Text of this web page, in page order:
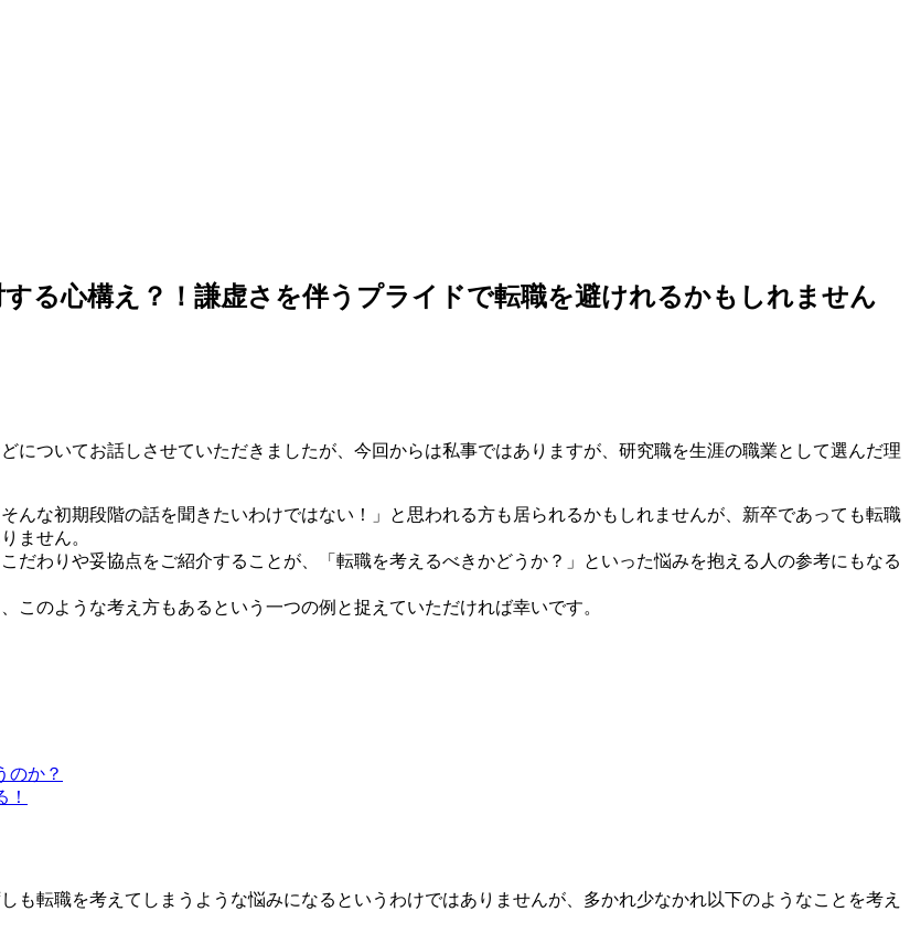
る心構え？！謙虚さを伴うプライドで転職を避けれるかもしれません
ついてお話しさせていただきましたが、今回からは私事ではありますが、 研究職を生涯の職業として選んだ理
んな初期段階の話を聞きたいわけではない！」と思われる方も居られるかもしれませんが、新卒であっても転職
ません。
だわりや妥協点をご紹介することが、「転職を考えるべきかどうか？」といった悩みを抱える人の参考にもなる
のような考え方もあるという一つの例と捉えていただければ幸いです。
のか？
も転職を考えてしまうような悩みになるというわけではありませんが、多かれ少なかれ以下のようなことを考え